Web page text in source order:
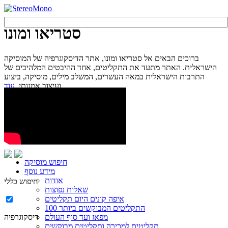
סטריאו ומונו
ברוכים הבאים אל סטריאו ומונו, אתר הדיסקוגרפיה של המוסיקה
הישראלית. האתר מתעד את התקליטים, אחד ההיבטים המלהיבים של
התרבות הישראלית במאה העשרים, המשלב מילים, מוסיקה, ביצוע
ועיצוב אמנותי.עוד...
חיפוש מוסיקה
מידע נוסף
אודות
שאלות נפוצות
איפה קונים היום תקליטים
100 התקליטים המבוקשים ביותר
מפאז ועד סוף העולם
תקליטים למכירה ותקליטים מבוקשים
חיפוש כללי
דיסקוגרפיה